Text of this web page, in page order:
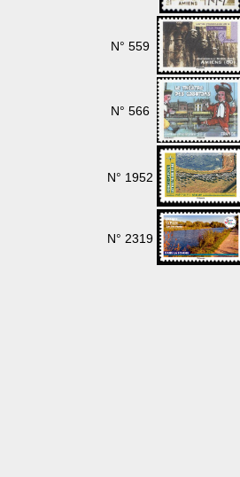
N° 559
N° 566
N° 1952
N° 2319